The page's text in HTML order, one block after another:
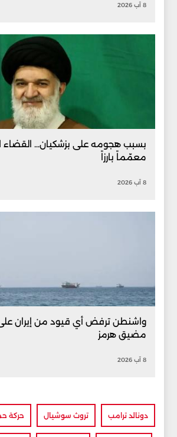
8 آب 2026
بسبب هجومه على بزشكيان... القضاء
معمّماً بارزاً
8 آب 2026
واشنطن ترفض أي قيود من إيران
مضيق هرمز
8 آب 2026
دونالد ترامب تروث سوشيال حركة